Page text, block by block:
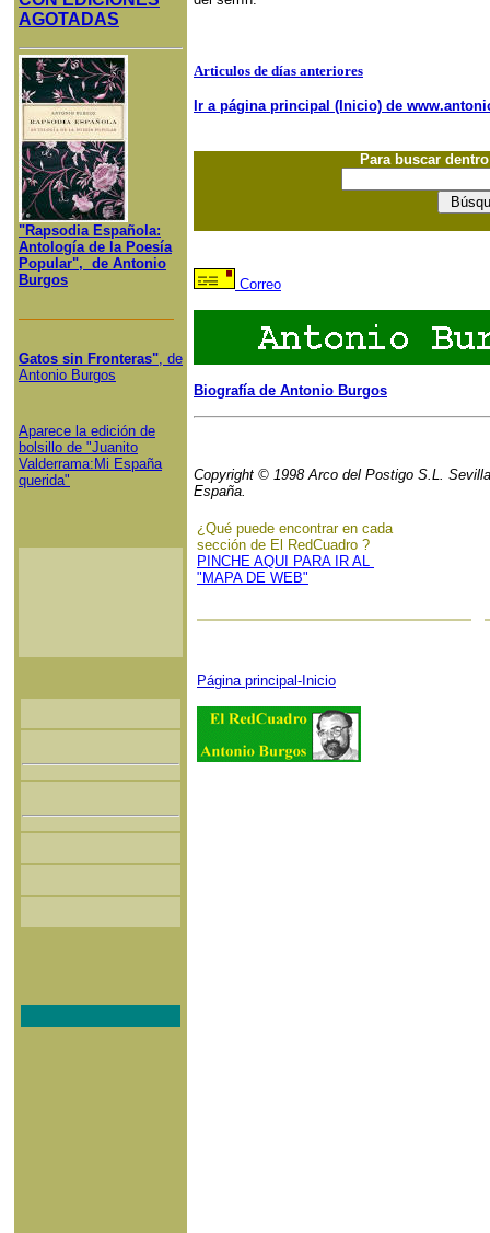
AGOTADAS
"Rapsodia Española:
Antología de la Poesía
Popular", de Antonio
Burgos
Gatos sin Fronteras", de
Antonio Burgos
Aparece la edición de
bolsillo de "Juanito
Valderrama:Mi España
querida"
Articulos de días anteriores
Ir a página principal (Inicio) de
Para buscar
Correo
Biografía de Antonio Burgos
Copyright © 1998 Arco del Postigo S.L.
España.
¿Qué puede encontrar en cada
sección de El RedCuadro ?
PINCHE AQUI PARA IR AL
"MAPA DE WEB"
Página principal-Inicio